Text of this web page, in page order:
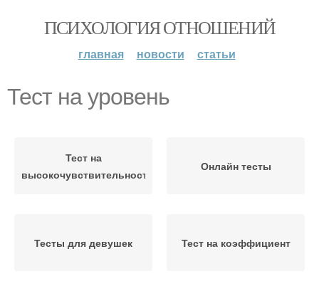
ПСИХОЛОГИЯ ОТНОШЕНИЙ
главная новости статьи
Тест на уровень
Тест на
высокочувствительность
Онлайн тесты
Тесты для девушек Тест на коэффициент